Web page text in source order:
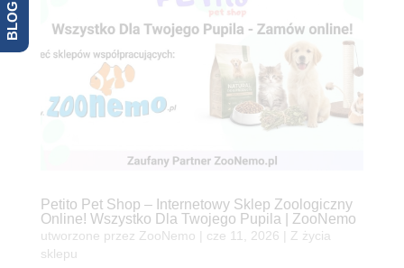
Petito Pet Shop – Internetowy Sklep Zoologiczny
Online! Wszystko Dla Twojego Pupila | ZooNemo
utworzone przez ZooNemo cze 11, 2026
Z życia
sklepu
BLOG